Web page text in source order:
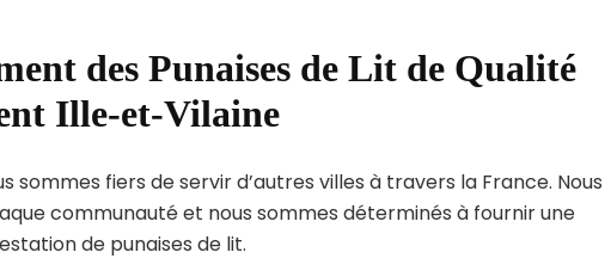
des Punaises de Lit de Qualité
Ille-et-Vilaine
sommes fiers de servir d’autres villes à travers la France. Nous
communauté et nous sommes déterminés à fournir une
de punaises de lit.